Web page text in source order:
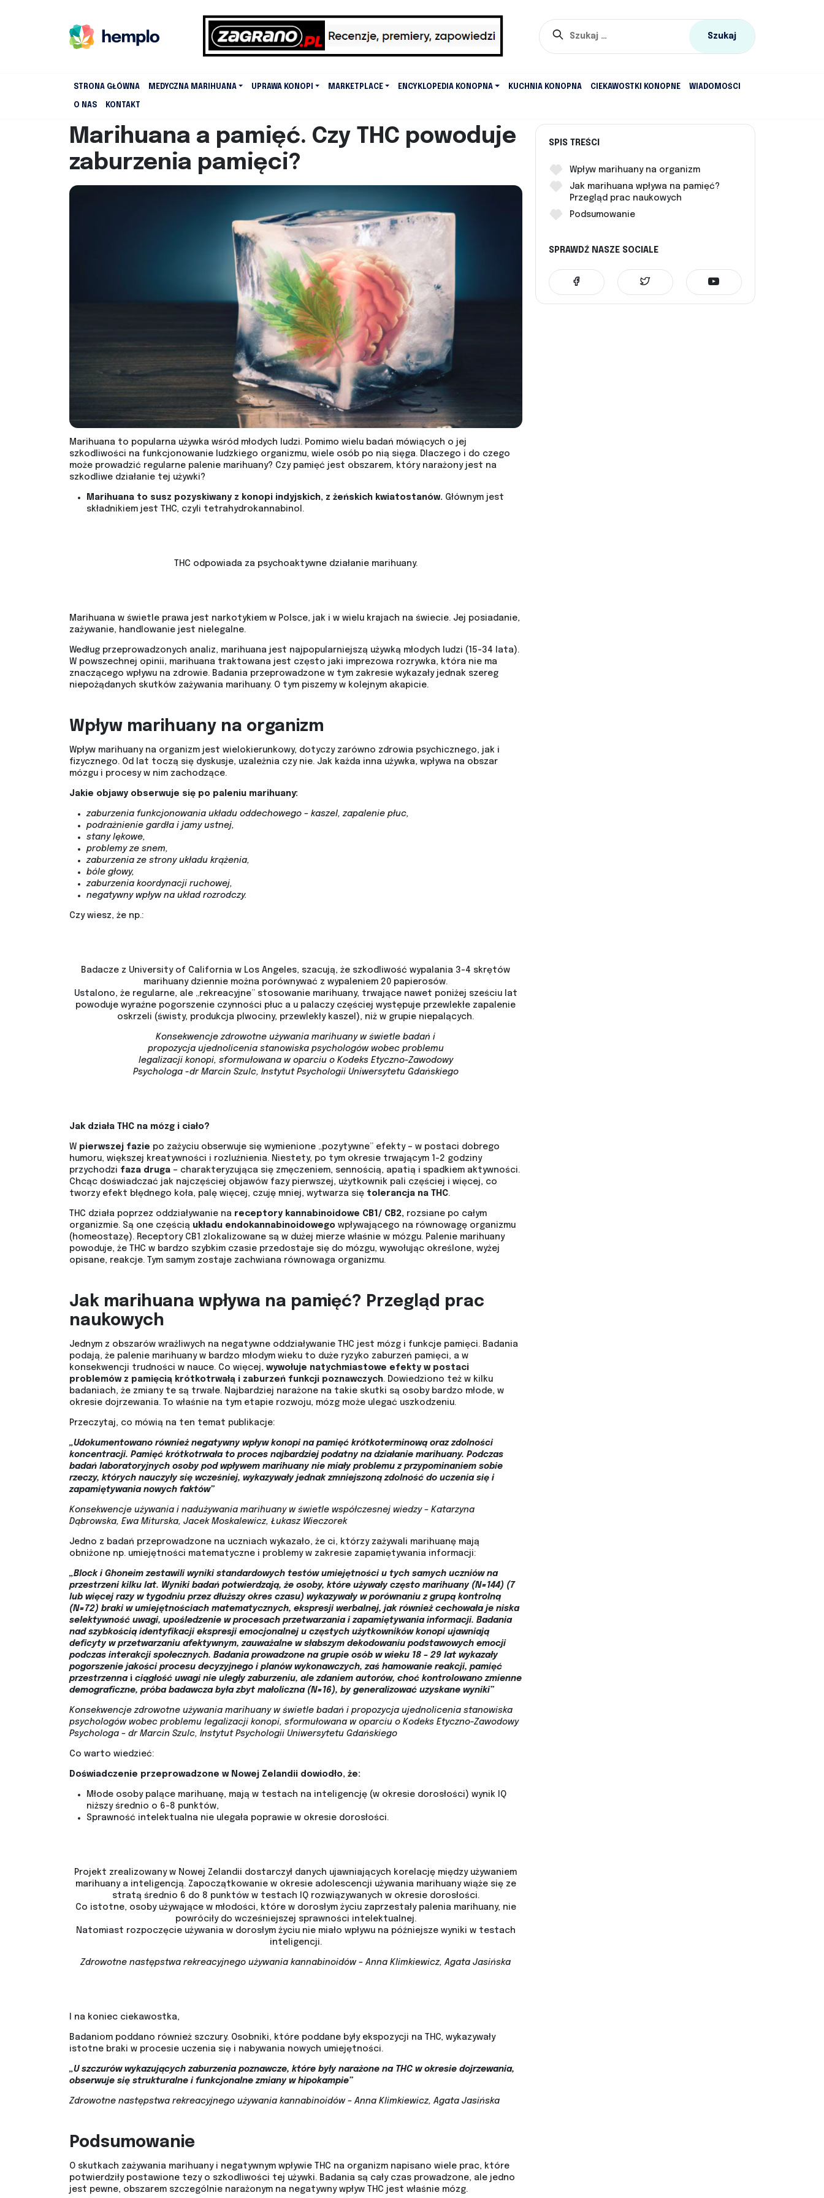
STRONA GŁÓWNA MEDYCZNA MARIHUANA UPRAWA KONOPI MARKETPLACE ENCYKLOPEDIA KONOPNA KUCHNIA KONOPNA CIEKAWOSTKI KONOPNE WIADOMOŚCI
O NAS KONTAKT
Marihuana a pamięć. Czy THC powoduje
zaburzenia pamięci?
Marihuana to popularna używka wśród młodych ludzi. Pomimo wielu badań mówiących o jej
szkodliwości na funkcjonowanie ludzkiego organizmu, wiele osób po nią sięga. Dlaczego i do czego
może prowadzić regularne palenie marihuany? Czy pamięć jest obszarem, który narażony jest na
szkodliwe działanie tej używki?
Marihuana to susz pozyskiwany z konopi indyjskich, z żeńskich kwiatostanów. Głównym jest
składnikiem jest THC, czyli tetrahydrokannabinol.
THC odpowiada za psychoaktywne działanie marihuany.
Marihuana w świetle prawa jest narkotykiem w Polsce, jak i w wielu krajach na świecie. Jej posiadanie,
zażywanie, handlowanie jest nielegalne.
Według przeprowadzonych analiz, marihuana jest najpopularniejszą używką młodych ludzi (15-34 lata).
W powszechnej opinii, marihuana traktowana jest często jaki imprezowa rozrywka, która nie ma
znaczącego wpływu na zdrowie. Badania przeprowadzone w tym zakresie wykazały jednak szereg
niepożądanych skutków zażywania marihuany. O tym piszemy w kolejnym akapicie.
Wpływ marihuany na organizm
Wpływ marihuany na organizm jest wielokierunkowy, dotyczy zarówno zdrowia psychicznego, jak i
fizycznego. Od lat toczą się dyskusje, uzależnia czy nie. Jak każda inna używka, wpływa na obszar
mózgu i procesy w nim zachodzące.
Jakie objawy obserwuje się po paleniu marihuany:
zaburzenia funkcjonowania układu oddechowego – kaszel, zapalenie płuc,
podrażnienie gardła i jamy ustnej,
stany lękowe,
problemy ze snem,
zaburzenia ze strony układu krążenia,
bóle głowy,
zaburzenia koordynacji ruchowej,
negatywny wpływ na układ rozrodczy.
Czy wiesz, że np.:
Badacze z University of California w Los Angeles, szacują, że szkodliwość wypalania 3-4 skrętów
marihuany dziennie można porównywać z wypaleniem 20 papierosów.
Ustalono, że regularne, ale „rekreacyjne” stosowanie marihuany, trwające nawet poniżej sześciu lat
powoduje wyraźne pogorszenie czynności płuc a u palaczy częściej występuje przewlekłe zapalenie
oskrzeli (świsty, produkcja plwociny, przewlekły kaszel), niż w grupie niepalących.
Konsekwencje zdrowotne używania marihuany w świetle badań i
propozycja ujednolicenia stanowiska psychologów wobec problemu
legalizacji konopi, sformułowana w oparciu o Kodeks Etyczno-Zawodowy
Psychologa -dr Marcin Szulc, Instytut Psychologii Uniwersytetu Gdańskiego
Jak działa THC na mózg i ciało?
W pierwszej fazie po zażyciu obserwuje się wymienione „pozytywne” efekty – w postaci dobrego
humoru, większej kreatywności i rozluźnienia. Niestety, po tym okresie trwającym 1-2 godziny
przychodzi faza druga– charakteryzująca się zmęczeniem, sennością, apatią i spadkiem aktywności.
Chcąc doświadczać jak najczęściej objawów fazy pierwszej, użytkownik pali częściej i więcej, co
tworzy efekt błędnego koła, palę więcej, czuję mniej, wytwarza się tolerancja na THC.
THC działa poprzez oddziaływanie nareceptory kannabinoidowe CB1/ CB2,rozsiane po całym
organizmie. Są one częścią układu endokannabinoidowegowpływającego na równowagę organizmu
(homeostazę). Receptory CB1 zlokalizowane są w dużej mierze właśnie w mózgu. Palenie marihuany
powoduje, że THC w bardzo szybkim czasie przedostaje się do mózgu, wywołując określone, wyżej
opisane, reakcje. Tym samym zostaje zachwiana równowaga organizmu.
Jak marihuana wpływa na pamięć? Przegląd prac
naukowych
Jednym z obszarów wrażliwych na negatywne oddziaływanie THC jest mózg i funkcje pamięci. Badania
podają, że palenie marihuany w bardzo młodym wieku to duże ryzyko zaburzeń pamięci, a w
konsekwencji trudności w nauce. Co więcej, wywołuje natychmiastowe efekty w postaci
problemów z pamięcią krótkotrwałą i zaburzeń funkcji poznawczych. Dowiedziono też w kilku
badaniach, że zmiany te są trwałe. Najbardziej narażone na takie skutki są osoby bardzo młode, w
okresie dojrzewania. To właśnie na tym etapie rozwoju, mózg może ulegać uszkodzeniu.
Przeczytaj, co mówią na ten temat publikacje:
„Udokumentowano również negatywny wpływ konopi na pamięć krótkoterminową oraz zdolności
koncentracji. Pamięć krótkotrwała to proces najbardziej podatny na działanie marihuany. Podczas
badań laboratoryjnych osoby pod wpływem marihuany nie miały problemu z przypominaniem sobie
rzeczy, których nauczyły się wcześniej, wykazywały jednak zmniejszoną zdolność do uczenia się i
zapamiętywania nowych faktów”
Konsekwencje używania i nadużywania marihuany w świetle współczesnej wiedzy – Katarzyna
Dąbrowska, Ewa Miturska, Jacek Moskalewicz, Łukasz Wieczorek
Jedno z badań przeprowadzone na uczniach wykazało, że ci, którzy zażywali marihuanę mają
obniżone np. umiejętności matematyczne i problemy w zakresie zapamiętywania informacji:
„Block i Ghoneim zestawili wyniki standardowych testów umiejętności u tych samych uczniów na
przestrzeni kilku lat. Wyniki badań potwierdzają, że osoby, które używały często marihuany (N=144) (7
lub więcej razy w tygodniu przez dłuższy okres czasu) wykazywały w porównaniu z grupą kontrolną
(N=72) braki w umiejętnościach matematycznych, ekspresji werbalnej, jak również cechowała je niska
selektywność uwagi, upośledzenie w procesach przetwarzania i zapamiętywania informacji. Badania
nad szybkością identyfikacji ekspresji emocjonalnej u częstych użytkowników konopi ujawniają
deficyty w przetwarzaniu afektywnym, zauważalne w słabszym dekodowaniu podstawowych emocji
podczas interakcji społecznych. Badania prowadzone na grupie osób w wieku 18 – 29 lat wykazały
pogorszenie jakości procesu decyzyjnego i planów wykonawczych, zaś hamowanie reakcji, pamięć
przestrzenna i ciągłość uwagi nie uległy zaburzeniu, ale zdaniem autorów, choć kontrolowano zmienne
demograficzne, próba badawcza była zbyt małoliczna (N=16), by generalizować uzyskane wyniki”
Konsekwencje zdrowotne używania marihuany w świetle badań i propozycja ujednolicenia stanowiska
psychologów wobec problemu legalizacji konopi, sformułowana w oparciu o Kodeks Etyczno-Zawodowy
Psychologa – dr Marcin Szulc, Instytut Psychologii Uniwersytetu Gdańskiego
Co warto wiedzieć:
Doświadczenie przeprowadzone w Nowej Zelandii dowiodło, że:
Młode osoby palące marihuanę, mają w testach na inteligencję (w okresie dorosłości) wynik IQ
niższy średnio o 6-8 punktów,
Sprawność intelektualna nie ulegała poprawie w okresie dorosłości.
Projekt zrealizowany w Nowej Zelandii dostarczył danych ujawniających korelację między używaniem
marihuany a inteligencją. Zapoczątkowanie w okresie adolescencji używania marihuany wiąże się ze
stratą średnio 6 do 8 punktów w testach IQ rozwiązywanych w okresie dorosłości.
Co istotne, osoby używające w młodości, które w dorosłym życiu zaprzestały palenia marihuany, nie
powróciły do wcześniejszej sprawności intelektualnej.
Natomiast rozpoczęcie używania w dorosłym życiu nie miało wpływu na późniejsze wyniki w testach
inteligencji.
Zdrowotne następstwa rekreacyjnego używania kannabinoidów – Anna Klimkiewicz, Agata Jasińska
I na koniec ciekawostka,
Badaniom poddano również szczury. Osobniki, które poddane były ekspozycji na THC, wykazywały
istotne braki w procesie uczenia się i nabywania nowych umiejętności.
„U szczurów wykazujących zaburzenia poznawcze, które były narażone na THC w okresie dojrzewania,
obserwuje się strukturalne i funkcjonalne zmiany w hipokampie”
Zdrowotne następstwa rekreacyjnego używania kannabinoidów – Anna Klimkiewicz, Agata Jasińska
Podsumowanie
O skutkach zażywania marihuany i negatywnym wpływie THC na organizm napisano wiele prac, które
potwierdziły postawione tezy o szkodliwości tej używki. Badania są cały czas prowadzone, ale jedno
jest pewne, obszarem szczególnie narażonym na negatywny wpływ THC jest właśnie mózg.
SPIS TREŚCI
Wpływ marihuany na organizm
Jak marihuana wpływa na pamięć?
Przegląd prac naukowych
Podsumowanie
SPRAWDŹ NASZE SOCIALE